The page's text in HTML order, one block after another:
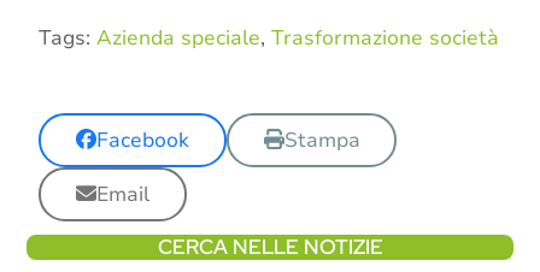
Tags: Azienda speciale, Trasformazione società
Facebook
Stampa
Email
CERCA NELLE NOTIZIE